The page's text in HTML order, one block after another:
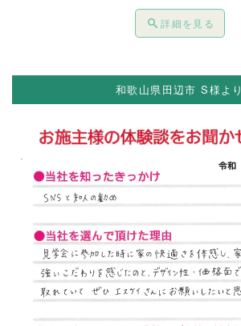
詳細を見る
和歌山県田辺市 S様より